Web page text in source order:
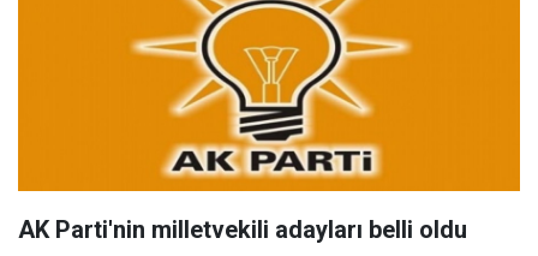
AK Parti'nin milletvekili adayları belli oldu